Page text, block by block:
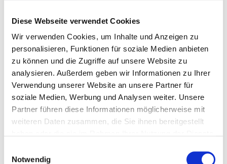
Diese Webseite verwendet Cookies
Wir verwenden Cookies, um Inhalte und Anzeigen zu
personalisieren, Funktionen für soziale Medien anbieten
zu können und die Zugriffe auf unsere Website zu
analysieren. Außerdem geben wir Informationen zu Ihrer
Verwendung unserer Website an unsere Partner für
soziale Medien, Werbung und Analysen weiter. Unsere
Partner führen diese Informationen möglicherweise mit
weiteren Daten zusammen, die Sie ihnen bereitgestellt
Notwendig